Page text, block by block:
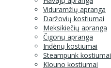
Viduramžių apranga
Daržovių kostiumai
Meksikiečių apranga
Čigonų apranga
Indėnų kostiumai
Steampunk kostiumai
Klouno kostiumai